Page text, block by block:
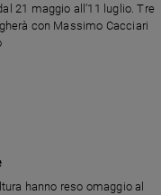
21 maggio all’11 luglio. Tre
con Massimo Cacciari
hanno reso omaggio al